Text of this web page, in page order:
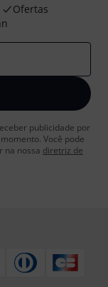
Ofertas
publicidade por
Você pode
na nossa diretriz de